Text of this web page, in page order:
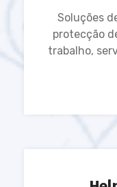
Soluções
protecção
trabalho,